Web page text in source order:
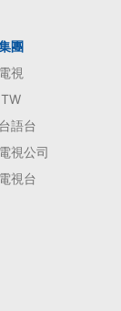
團
視
語台
視公司
視台